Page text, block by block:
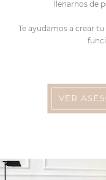
llenarnos de
Te ayudamos a crear